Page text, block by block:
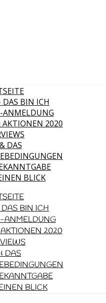
BIN ICH
ANMELDUNG
AKTIONEN 2020
DAS
BLICK
BIN ICH
ANMELDUNG
AKTIONEN 2020
DAS
BLICK